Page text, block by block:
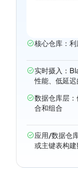
核心仓库：
实时摄入：
性能、低延
数据仓库层
合和组合
应用/数据仓
或主键表构